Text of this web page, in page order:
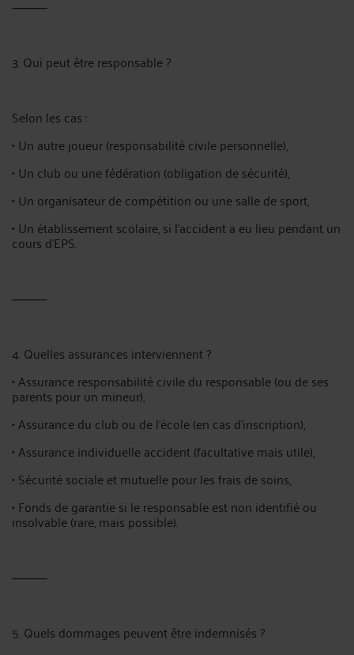
⸻
3. Qui peut être responsable ?
Selon les cas :
• Un autre joueur (responsabilité civile personnelle),
• Un club ou une fédération (obligation de sécurité),
• Un organisateur de compétition ou une salle de sport,
• Un établissement scolaire, si l’accident a eu lieu pendant un
cours d’EPS.
⸻
4. Quelles assurances interviennent ?
• Assurance responsabilité civile du responsable (ou de ses
parents pour un mineur),
• Assurance du club ou de l’école (en cas d’inscription),
• Assurance individuelle accident (facultative mais utile),
• Sécurité sociale et mutuelle pour les frais de soins,
• Fonds de garantie si le responsable est non identifié ou
insolvable (rare, mais possible).
⸻
5. Quels dommages peuvent être indemnisés ?